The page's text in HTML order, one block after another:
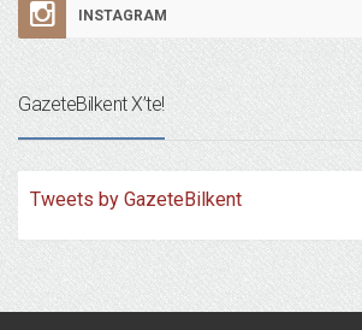
INSTAGRAM
GazeteBilkent X’te!
Tweets by GazeteBilkent